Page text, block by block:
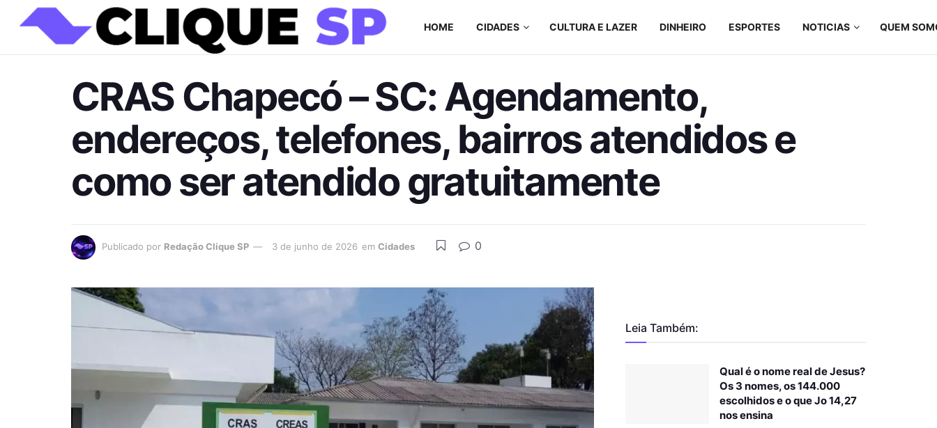
HOME CIDADES CULTURA E LAZER DINHEIRO ESPORTES NOTICIAS QUEM
CRAS Chapecó – SC: Agendamento,
endereços, telefones, bairros atendidos e
como ser atendido gratuitamente
Publicado por Redação Clique SP 3 de junho de 2026 em Cidades 0
Leia Também:
Qual é o nome real de Jesus?
Os 3 nomes, os 144.000
escolhidos e o que Jo 14,27
nos ensina